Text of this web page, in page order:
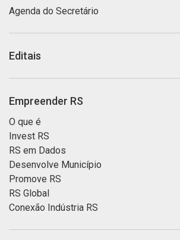
Agenda do Secretário
Editais
Empreender RS
O que é
Invest RS
RS em Dados
Desenvolve Município
Promove RS
RS Global
Conexão Indústria RS